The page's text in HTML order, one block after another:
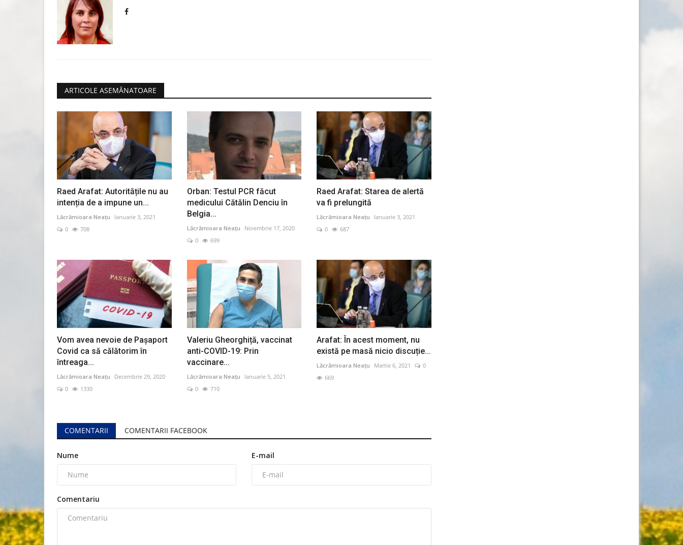
ARTICOLE ASEMĂNATOARE
Raed Arafat: Autoritățile nu au
intenția de a impune un...
Lăcrămioara Neațu
Ianuarie 3, 2021
0
708
Orban: Testul PCR făcut
medicului Cătălin Denciu în
Belgia...
Lăcrămioara Neațu
Noiembrie 17, 2020
0
699
Raed Arafat: Starea de alertă
va fi prelungită
Lăcrămioara Neațu
Ianuarie 3, 2021
0
687
Vom avea nevoie de Pașaport
Covid ca să călătorim în
întreaga...
Lăcrămioara Neațu
Decembrie 29, 2020
0
1330
Valeriu Gheorghiță, vaccinat
anti-COVID-19: Prin
vaccinare...
Lăcrămioara Neațu
Ianuarie 5, 2021
0
710
Arafat: În acest moment, nu
există pe masă nicio discuție...
Lăcrămioara Neațu Martie 6, 2021
0
669
COMENTARII COMENTARII FACEBOOK
Nume E-mail
Comentariu